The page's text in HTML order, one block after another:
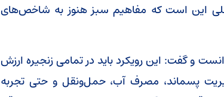
این است که مفاهیم سبز هنوز به شاخص‌های
و گفت: این رویکرد باید در تمامی زنجیره ارزش
پسماند، مصرف آب، حمل‌ونقل و حتی تجربه